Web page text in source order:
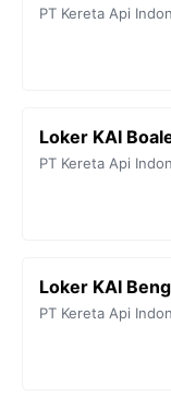
PT Kereta Api
Loker KAI
PT Kereta Api
Loker KAI
PT Kereta Api